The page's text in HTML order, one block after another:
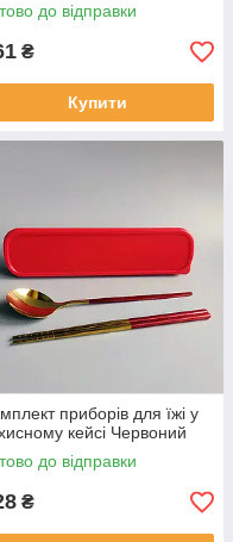
до відправки
₴
Купити
приборів для їжі у
кейсі Червоний
до відправки
₴